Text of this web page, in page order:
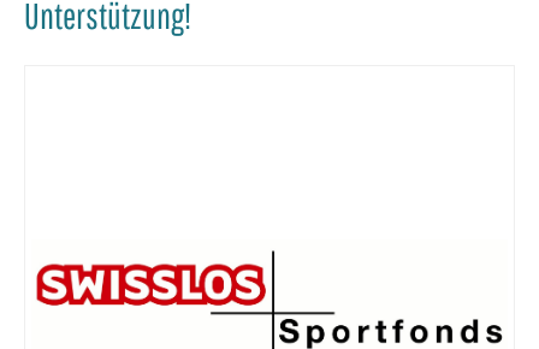
Unterstützung!